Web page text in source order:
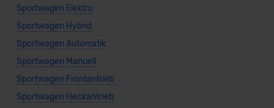
Sportwagen Elektro
Sportwagen Hybrid
Sportwagen Automatik
Sportwagen Manuell
Sportwagen Frontantrieb
Sportwagen Heckantrieb